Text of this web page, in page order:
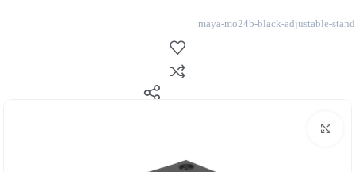
maya-mo24b-black-adjustable-stand